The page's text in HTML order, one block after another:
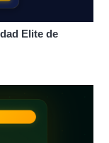
Elite de